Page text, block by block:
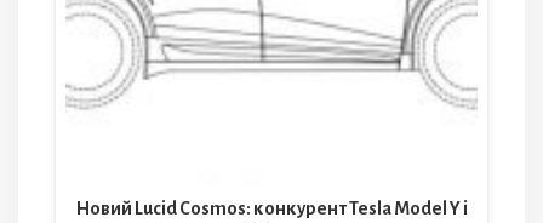
Новий Lucid Cosmos: конкурент Tesla Model Y і